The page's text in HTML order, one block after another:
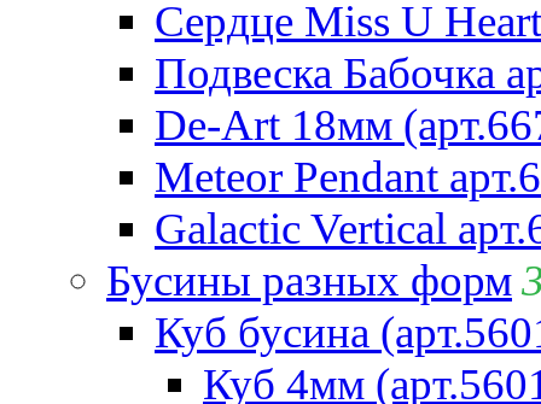
Сердце Miss U
Подвеска Бабочка
De-Art 18мм
Meteor Pendant
Galactic Vertical
Бусины разных форм
Куб бусина
Куб 4мм